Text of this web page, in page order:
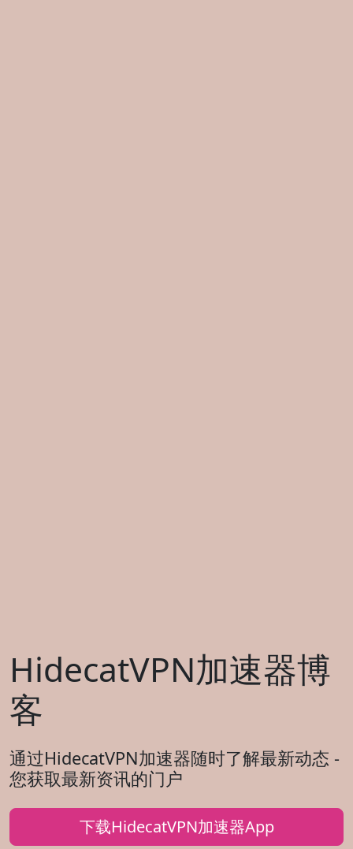
HidecatVPN加速器博
客
通过HidecatVPN加速器随时了解最新动态 -
您获取最新资讯的门户
下载HidecatVPN加速器App